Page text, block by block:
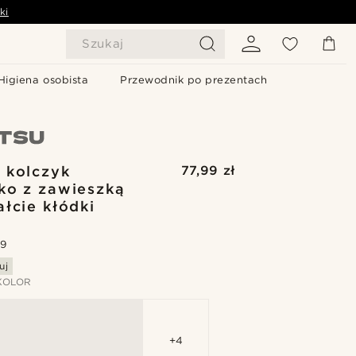
Szukaj
osobista Przewodnik po prezentach
kolczyk
z zawieszką
kłódki
77,99 zł
+4